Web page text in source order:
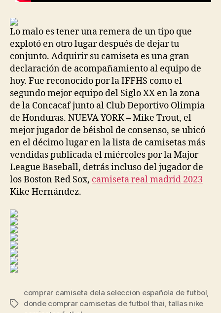
Lo malo es tener una remera de un tipo que
explotó en otro lugar después de dejar tu
conjunto. Adquirir su camiseta es una gran
declaración de acompañamiento al equipo de
hoy. Fue reconocido por la IFFHS como el
segundo mejor equipo del Siglo XX en la zona
de la Concacaf junto al Club Deportivo Olimpia
de Honduras. NUEVA YORK – Mike Trout, el
mejor jugador de béisbol de consenso, se ubicó
en el décimo lugar en la lista de camisetas más
vendidas publicada el miércoles por la Major
League Baseball, detrás incluso del jugador de
los Boston Red Sox, camiseta real madrid 2023
Kike Hernández.
Etiquetas
comprar camiseta dela seleccion española de futbol
donde comprar camisetas de futbol thai tallas nike